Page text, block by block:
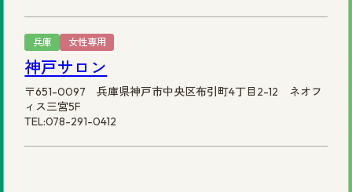
兵庫 女性専用
神戸サロン
〒651-0097 兵庫県神戸市中央区布引町4丁目2-12 ネオフ
ィス三宮5F
TEL:078-291-0412